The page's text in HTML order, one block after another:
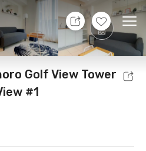
+18
tahu
Lokasi Aturan
Golf View Tower
#1